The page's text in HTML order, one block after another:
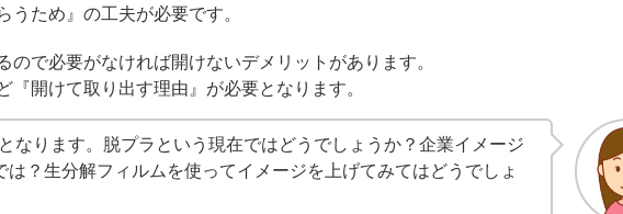
うため』の工夫が必要です。
ので必要がなければ開けないデメリットがあります。
『開けて取り出す理由』が必要となります。
なります。脱プラという現在ではどうでしょうか？企業イメージ
は？生分解フィルムを使ってイメージを上げてみてはどうでしょ